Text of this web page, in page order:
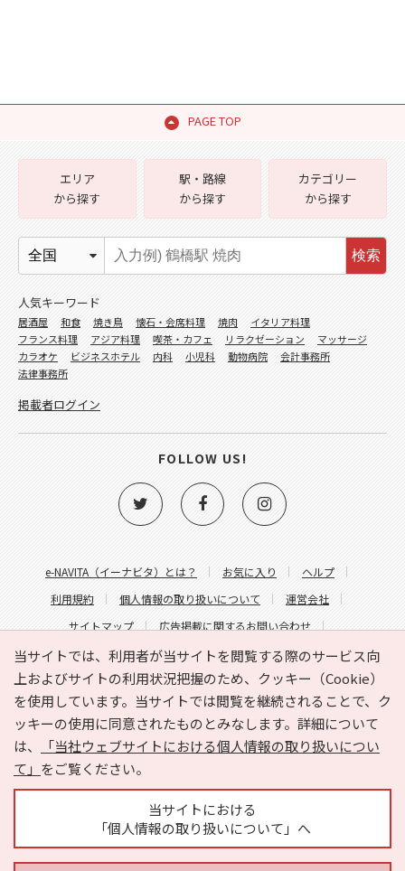
PAGE TOP
当サイトでは、利用者が当サイトを閲覧する際のサービス向
上およびサイトの利用状況把握のため、クッキー（Cookie）
を使用しています。当サイトでは閲覧を継続されることで、ク
ッキーの使用に同意されたものとみなします。詳細について
は、
「当社ウェブサイトにおける個人情報の取り扱いについ
て」 をご覧ください。
当サイトにおける
「個人情報の取り扱いについて」へ
e-NAVITA（イーナビタ）とは？ お気に入り
ヘルプ
利用規約
個人情報の取り扱いについて
運営会社
サイトマップ
広告掲載に関するお問い合わせ
サイトの内容に関するお問い合わせ
エリア
から探す
駅・路線
から探す
カテゴリー
から探す
検索
人気キーワード
居酒屋 和食 焼き鳥 懐石・会席料理 焼肉
イタリア料理
フランス料理
アジア料理 喫茶・カフェ リラクゼーション
マッサージ
カラオケ
ビジネスホテル 内科 小児科 動物病院
会計事務所
法律事務所
掲載者ログイン
FOLLOW US!
Copyright © HYOJITO.Co.,Ltd. All Rights Reserved.